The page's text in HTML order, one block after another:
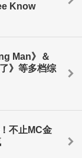
Know
Man》＆
》等多档综
不止MC金